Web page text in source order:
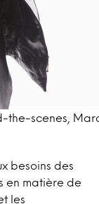
the-scenes,
besoins des
en matière de
les